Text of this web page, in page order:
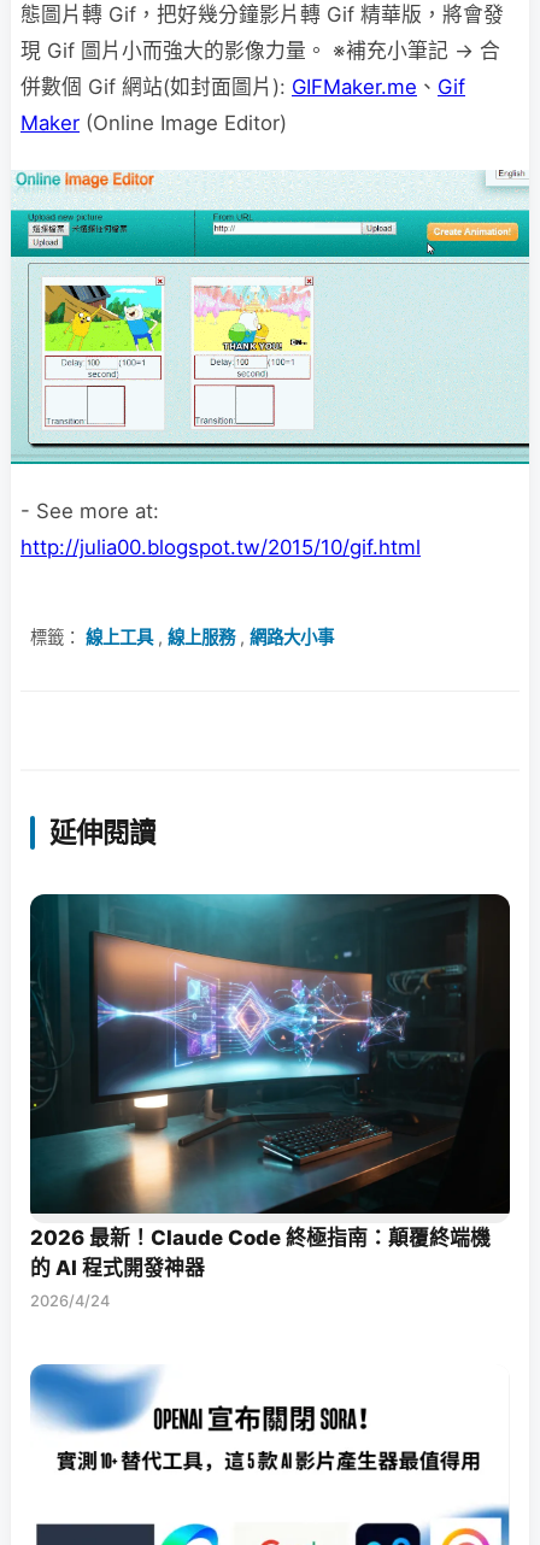
態圖片轉 Gif，把好幾分鐘影片轉 Gif 精華版，將會發
現 Gif 圖片小而強大的影像力量。 ※補充小筆記 → 合
併數個 Gif 網站(如封面圖片): GIFMaker.me 、 Gif
Maker (Online Image Editor)
- See more at:
http://julia00.blogspot.tw/2015/10/gif.html
標籤： 線上工具, 線上服務, 網路大小事
延伸閱讀
2026 最新！Claude Code 終極指南：顛覆終端機
的 AI 程式開發神器
2026/4/24